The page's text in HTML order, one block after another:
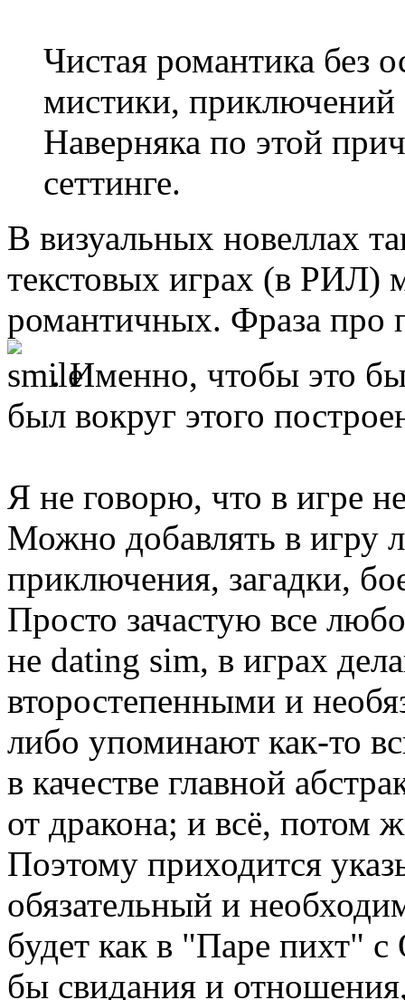
Чистая романтика без
мистики, приключений
Наверняка по этой
сеттинге.
В визуальных новеллах
текстовых играх (в РИЛ)
романтичных. Фраза про
. Именно, чтобы это
был вокруг этого
Я не говорю, что в игре
Можно добавлять в игру
приключения, загадки,
Просто зачастую все
не dating sim, в играх
второстепенными и
либо упоминают как-то
в качестве главной
от дракона; и всё, потом
Поэтому приходится
обязательный и
будет как в "Паре пихт" с
бы свидания и